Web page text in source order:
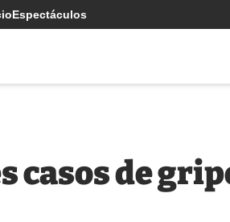
Espectáculos
casos de